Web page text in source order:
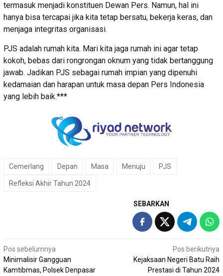
termasuk menjadi konstituen Dewan Pers. Namun, hal ini
hanya bisa tercapai jika kita tetap bersatu, bekerja keras, dan
menjaga integritas organisasi.
PJS adalah rumah kita. Mari kita jaga rumah ini agar tetap
kokoh, bebas dari rongrongan oknum yang tidak bertanggung
jawab. Jadikan PJS sebagai rumah impian yang dipenuhi
kedamaian dan harapan untuk masa depan Pers Indonesia
yang lebih baik.***
Cemerlang Depan Masa Menuju PJS
Refleksi Akhir Tahun 2024
SEBARKAN
Navigasi
pos
Pos sebelumnya
Minimalisir Gangguan
Kamtibmas, Polsek Denpasar
Pos berikutnya
Kejaksaan Negeri Batu Raih
Prestasi di Tahun 2024